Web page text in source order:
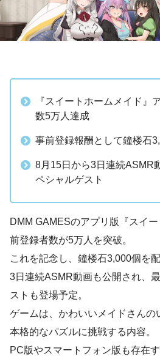
『スイートホームメイド』
数5万人達成
事前登録報酬として鐘楼石
8月15日から3日連続ASMR
ペシャルゲスト
DMM GAMESのアプリ版『スイ
前登録者数が5万人を突破。
これを記念し、鐘楼石3,000個を配
3日連続ASMR動画も公開され、
ストも登場予定。
ゲームは、かわいいメイドさんの
本格的なパズルに挑戦する内容。
PC版やスマートフォン版も存在す